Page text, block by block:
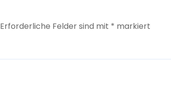
Erforderliche Felder sind mit * markiert